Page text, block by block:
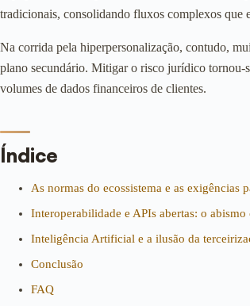
tradicionais, consolidando fluxos complexos que
Na corrida pela hiperpersonalização, contudo,
plano secundário. Mitigar o risco jurídico tornou-
volumes de dados financeiros de clientes.
Índice
As normas do ecossistema e as exigências
Interoperabilidade e APIs abertas: o
Inteligência Artificial e a ilusão da
Conclusão
FAQ